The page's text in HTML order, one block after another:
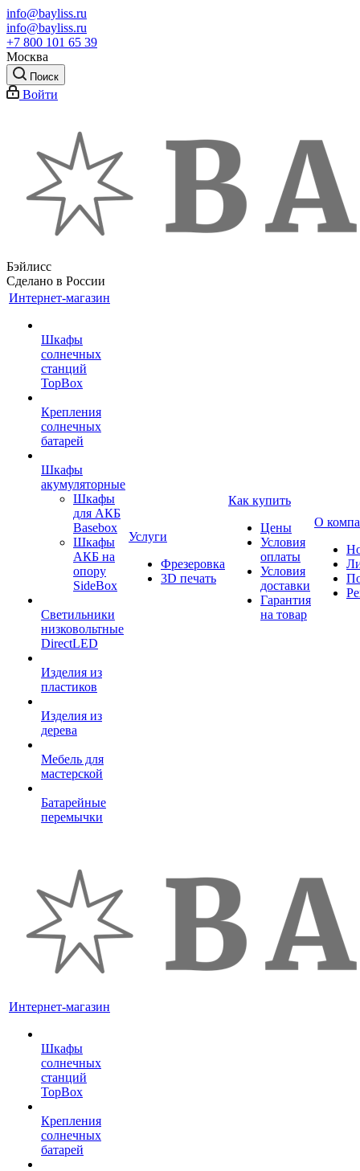
info@bayliss.ru
info@bayliss.ru
+7 800 101 65 39
Москва
Поиск
Войти
Бэйлисс
Сделано в России
Интернет-магазин
Шкафы
солнечных
станций
TopBox
Крепления
солнечных
батарей
Шкафы
акумуляторные
Шкафы
для АКБ
Basebox
Шкафы
АКБ на
опору
SideBox
Светильники
низковольтные
DirectLED
Изделия из
пластиков
Изделия из
дерева
Мебель для
мастерской
Батарейные
перемычки
Услуги
Фрезеровка
3D печать
Как купить
Цены
Условия
оплаты
Условия
доставки
Гарантия
на товар
О
Интернет-магазин
Шкафы
солнечных
станций
TopBox
Крепления
солнечных
батарей